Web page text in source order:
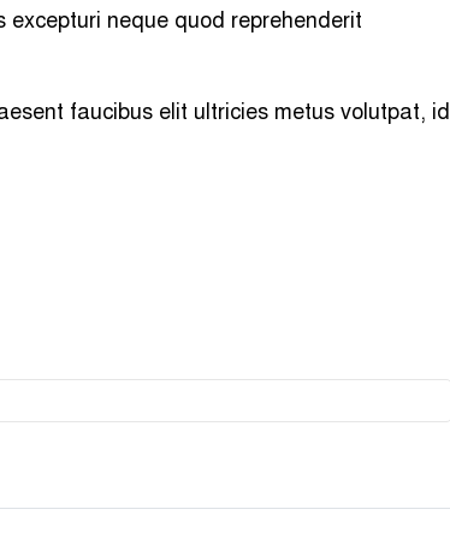
neque quod reprehenderit
faucibus elit ultricies metus volutpat, id